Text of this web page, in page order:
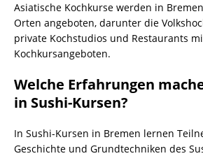
Asiatische Kochkurse werden in
Orten angeboten, darunter die
private Kochstudios und Restaurants
Kochkursangeboten.
Welche Erfahrungen
in Sushi-Kursen?
In Sushi-Kursen in Bremen lernen
Geschichte und Grundtechniken des